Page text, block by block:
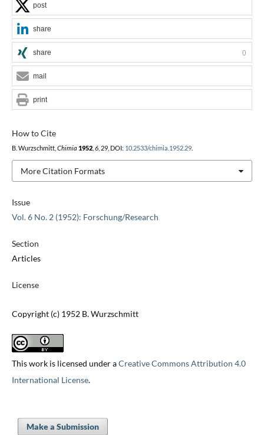
Issue
Vol. 6 No. 2 (1952): Forschung/Research
Section
Articles
License
Copyright (c) 1952 B. Wurzschmitt
This work is licensed under aCreative Commons Attribution 4.0
International License.
How to Cite
B. Wurzschmitt, Chimia 1952, 6, 29, DOI: 10.2533/chimia.1952.29.
More Citation Formats
post
share
share 0
mail
print
Make a Submission